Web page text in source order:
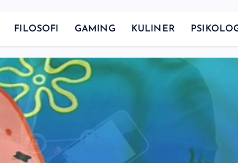
FILOSOFI GAMING KULINER